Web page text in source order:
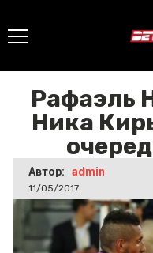
Рафаэль
Ника
Автор: admin
11/05/2017